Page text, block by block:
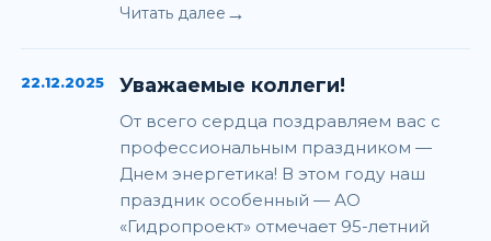
Читать далее →
22.12.2025 Уважаемые коллеги!
От всего сердца поздравляем вас с
профессиональным праздником —
Днем энергетика! В этом году наш
праздник особенный — АО
«Гидропроект» отмечает 95-летний